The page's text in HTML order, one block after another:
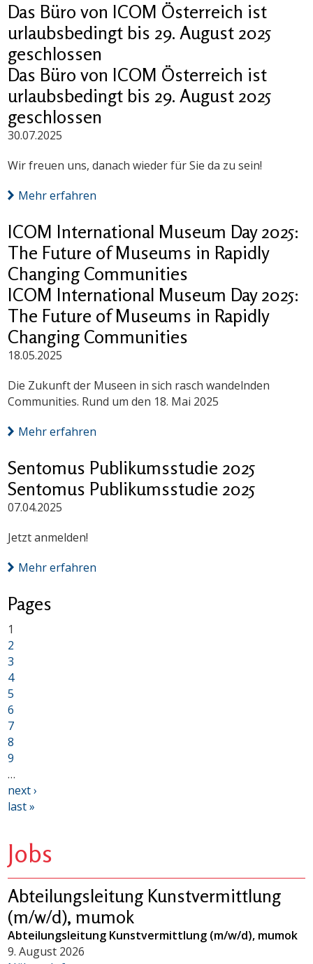
Das Büro von ICOM Österreich ist
urlaubsbedingt bis 29. August 2025
geschlossen
Das Büro von ICOM Österreich ist
urlaubsbedingt bis 29. August 2025
geschlossen
30.07.2025
Wir freuen uns, danach wieder für Sie da zu sein!
Mehr erfahren
ICOM International Museum Day 2025:
The Future of Museums in Rapidly
Changing Communities
ICOM International Museum Day 2025:
The Future of Museums in Rapidly
Changing Communities
18.05.2025
Die Zukunft der Museen in sich rasch wandelnden
Communities. Rund um den 18. Mai 2025
Mehr erfahren
Sentomus Publikumsstudie 2025
Sentomus Publikumsstudie 2025
07.04.2025
Jetzt anmelden!
Mehr erfahren
Pages
1
2
3
4
5
6
7
8
9
…
next ›
last »
Jobs
Abteilungsleitung Kunstvermittlung
(m/w/d), mumok
Abteilungsleitung Kunstvermittlung (m/w/d), mumok
9. August 2026